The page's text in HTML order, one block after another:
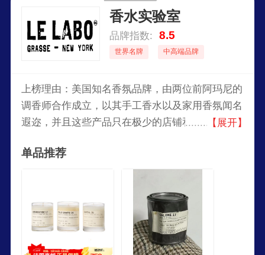
香水实验室
品牌指数: 8.5
世界名牌 中高端品牌
上榜理由：美国知名香氛品牌，由两位前阿玛尼的
调香师合作成立，以其手工香水以及家用香氛闻名
遐迩，并且这些产品只在极少的店铺和实验室出
品。
【展开】
单品推荐